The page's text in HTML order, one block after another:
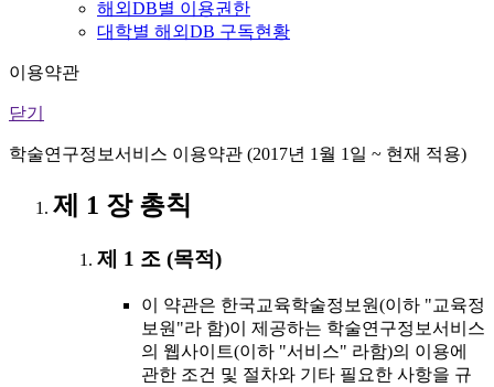
해외DB별 이용권한
대학별 해외DB 구독현황
이용약관
닫기
학술연구정보서비스 이용약관 (2017년 1월 1일 ~ 현재 적용)
제 1 장 총칙
제 1 조 (목적)
이 약관은 한국교육학술정보원(이하 "교육정
보원"라 함)이 제공하는 학술연구정보서비스
의 웹사이트(이하 "서비스" 라함)의 이용에
관한 조건 및 절차와 기타 필요한 사항을 규